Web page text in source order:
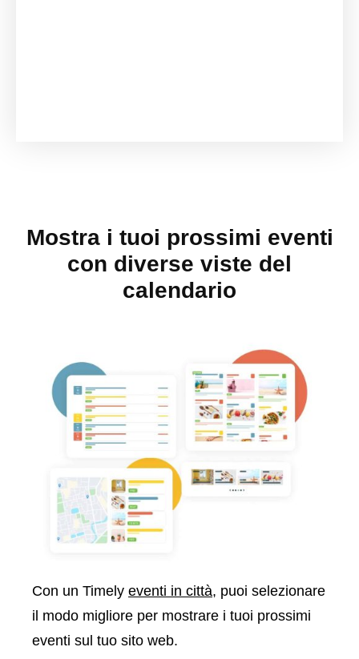
Mostra i tuoi prossimi eventi
con diverse viste del
calendario
Con un Timely eventi in città, puoi selezionare
il modo migliore per mostrare i tuoi prossimi
eventi sul tuo sito web.